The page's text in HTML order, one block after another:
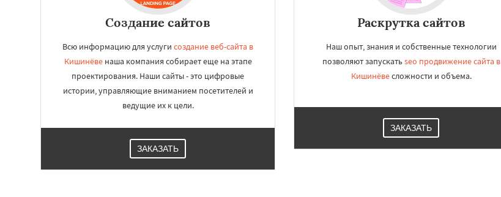
Создание сайтов
Всю информацию для услуги создание веб-сайта в
Кишинёвенаша компания собирает еще на этапе
проектирования. Наши сайты - это цифровые
истории, управляющие вниманием посетителей и
ведущие их к цели.
ЗАКАЗАТЬ
Раскрутка сайтов
Наш опыт, знания и собственные технологии
позволяют запускатьseo продвижение сайта в
Кишинёвесложности и объема.
ЗАКАЗАТЬ